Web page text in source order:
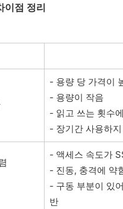
이점 정리
- 용량 당 가격이
- 용량이 작음
- 읽고 쓰는 횟수
- 장기간 사용하
- 액세스 속도가
- 진동, 충격에 약
- 구동 부분이 있
반